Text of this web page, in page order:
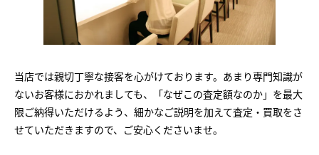
当店では親切丁寧な接客を心がけております。あまり専門知識が
ないお客様におかれましても、「なぜこの査定額なのか」を最大
限ご納得いただけるよう、細かなご説明を加えて査定・買取をさ
せていただきますので、ご安心くださいませ。